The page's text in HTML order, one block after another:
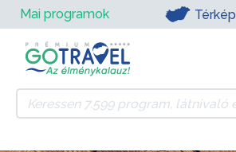
Mai programok Térkép